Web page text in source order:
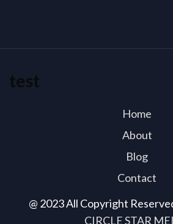
@ 2023 All Copyright
CIRCLE STAR
test
Home
About
Blog
Contact